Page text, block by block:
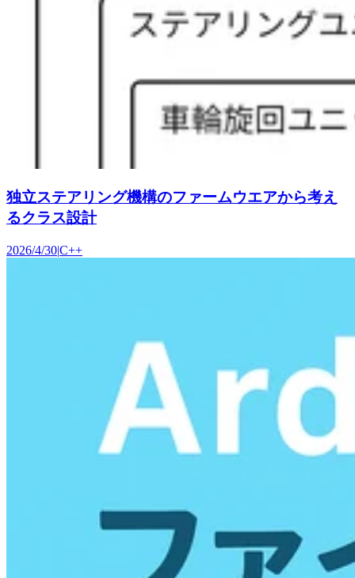
独立ステアリング機構のファームウエアから考え
るクラス設計
2026/4/30|C++